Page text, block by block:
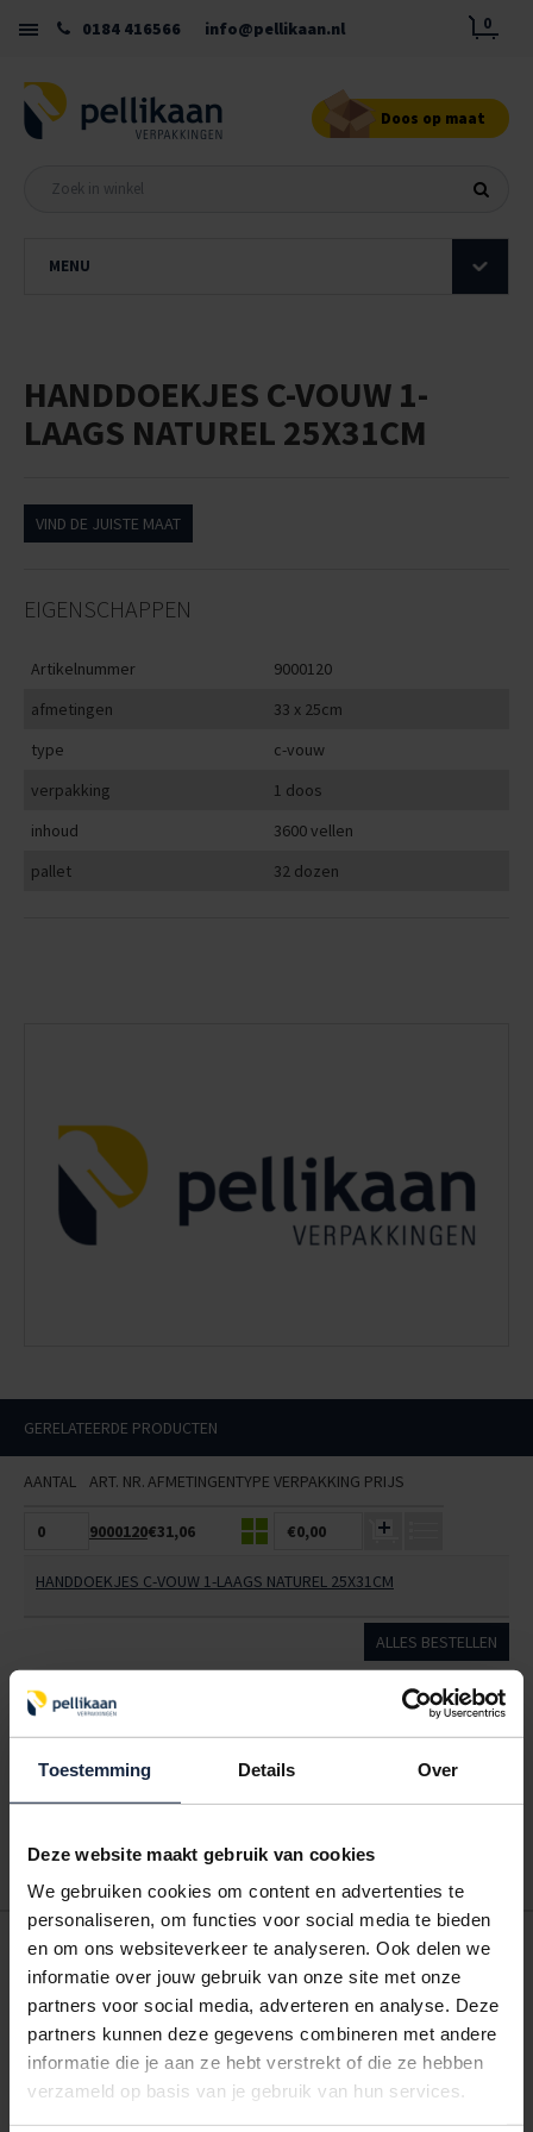
Toestemming Details Over
Deze website maakt gebruik van cookies
We gebruiken cookies om content en advertenties te
personaliseren, om functies voor social media te bieden
en om ons websiteverkeer te analyseren. Ook delen we
informatie over jouw gebruik van onze site met onze
partners voor social media, adverteren en analyse. Deze
partners kunnen deze gegevens combineren met andere
informatie die je aan ze hebt verstrekt of die ze hebben
verzameld op basis van je gebruik van hun services.
0184 416566 info@pellikaan.nl 0
Doos op maat
MENU
HANDDOEKJES C-VOUW 1-
LAAGS NATUREL 25X31CM
VIND DE JUISTE MAAT
EIGENSCHAPPEN
Artikelnummer
9000120
afmetingen
33 x 25cm
type
c-vouw
verpakking
1 doos
inhoud
3600 vellen
pallet
32 dozen
GERELATEERDE PRODUCTEN
AANTAL ART. NR.AFMETINGENTYPE VERPAKKING PRIJS
9000120€31,06 €0,00
HANDDOEKJES C-VOUW 1-LAAGS NATUREL 25X31CM
ALLES BESTELLEN
Hoe werkt een bestellijst?
Wanneer u bent ingelogd, kunt u een eigen bestellijst maken.
Gebruik bestel- en offertelijsten om eenvoudig en snel producten
te bestellen. Uw bestel- en offertelijsten kunt u terugvinden in uw
POSTDOOS BEDRUKKEN
Voor een veilige verzending
VOOR BOEKEN TOT ONDERDELEN
EXTRA STEVIG